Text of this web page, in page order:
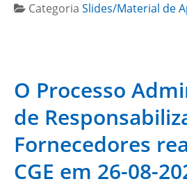
Categoria Slides/Material de
O Processo
de
Fornecedores
CGE em 26-08-